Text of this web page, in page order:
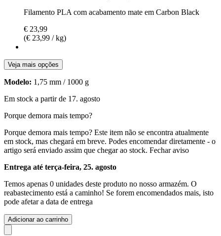
Filamento PLA com acabamento mate em Carbon Black
€ 23,99
(€ 23,99 / kg)
Veja mais opções
Modelo: 1,75 mm / 1000 g
Em stock a partir de 17. agosto
Porque demora mais tempo?
Porque demora mais tempo? Este item não se encontra atualmente
em stock, mas chegará em breve. Podes encomendar diretamente - o
artigo será enviado assim que chegar ao stock. Fechar aviso
Entrega até terça-feira, 25. agosto
Temos apenas 0 unidades deste produto no nosso armazém. O
reabastecimento está a caminho! Se forem encomendados mais, isto
pode afetar a data de entrega
Adicionar ao carrinho